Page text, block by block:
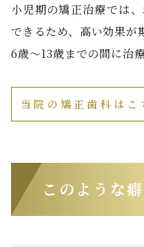
小児期の矯正治療では
できるため、高い効果が
6歳～13歳までの間に治
当院の矯正歯科はこ
このような